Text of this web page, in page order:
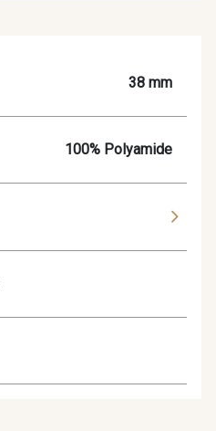
38 mm
100% Polyamide